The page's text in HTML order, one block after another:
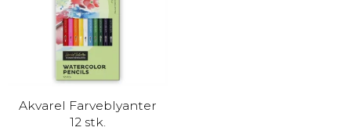
Akvarel Farveblyanter
12 stk.